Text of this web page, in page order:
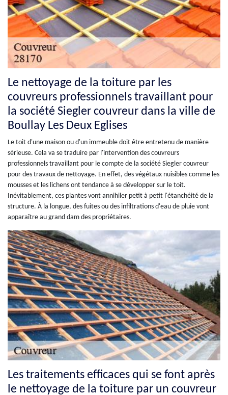
Le nettoyage de la toiture par les
couvreurs professionnels travaillant pour
la société Siegler couvreur dans la ville de
Boullay Les Deux Eglises
Le toit d'une maison ou d'un immeuble doit être entretenu de manière
sérieuse. Cela va se traduire par l'intervention des couvreurs
professionnels travaillant pour le compte de la société Siegler couvreur
pour des travaux de nettoyage. En effet, des végétaux nuisibles comme les
mousses et les lichens ont tendance à se développer sur le toit.
Inévitablement, ces plantes vont annihiler petit à petit l'étanchéité de la
structure. À la longue, des fuites ou des infiltrations d'eau de pluie vont
apparaître au grand dam des propriétaires.
Les traitements efficaces qui se font après
le nettoyage de la toiture par un couvreur